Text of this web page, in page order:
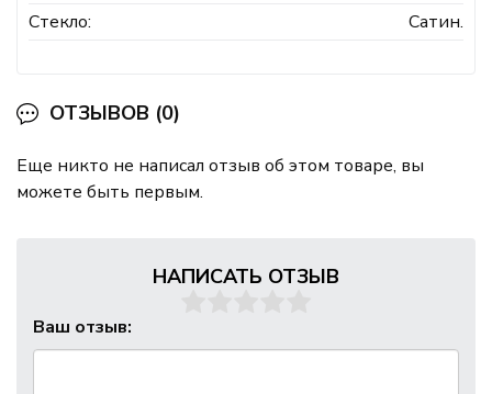
Стекло:
Сатин.
ОТЗЫВОВ (0)
Еще никто не написал отзыв об этом товаре, вы
можете быть первым.
НАПИСАТЬ ОТЗЫВ
Ваш отзыв: